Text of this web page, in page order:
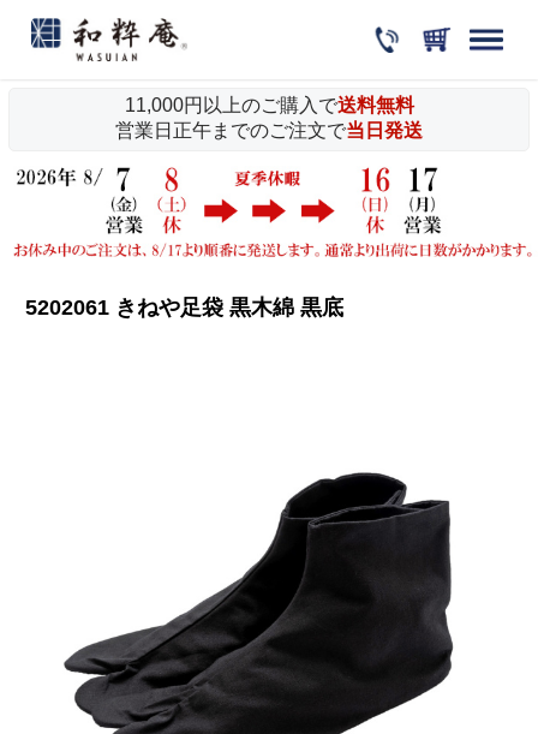
11,000円以上のご購入で送料無料
営業日正午までのご注文で当日発送
5202061 きねや足袋 黒木綿 黒底